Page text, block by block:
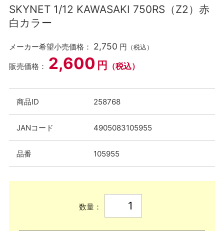
SKYNET 1/12 KAWASAKI 750RS（Z2）赤
白カラー
メーカー希望小売価格： 2,750 円 （税込）
販売価格： 2,600 円 （税込）
商品ID 258768
JANコード 4905083105955
品番 105955
数量：